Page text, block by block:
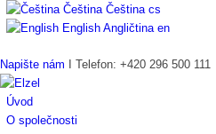
Čeština Čeština cs
English Angličtina en
Napište nám I Telefon: +420 296 500 111
Úvod
O společnosti